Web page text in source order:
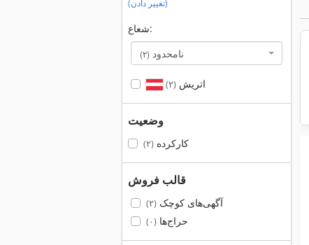
(تغییر دادن)
شعاع:
نامحدود (۲)
اتریش(۲)
وضعیت
کارکرده(۲)
قالب فروش
آگهی‌های کوچک(۲)
حراج‌ها(۰)